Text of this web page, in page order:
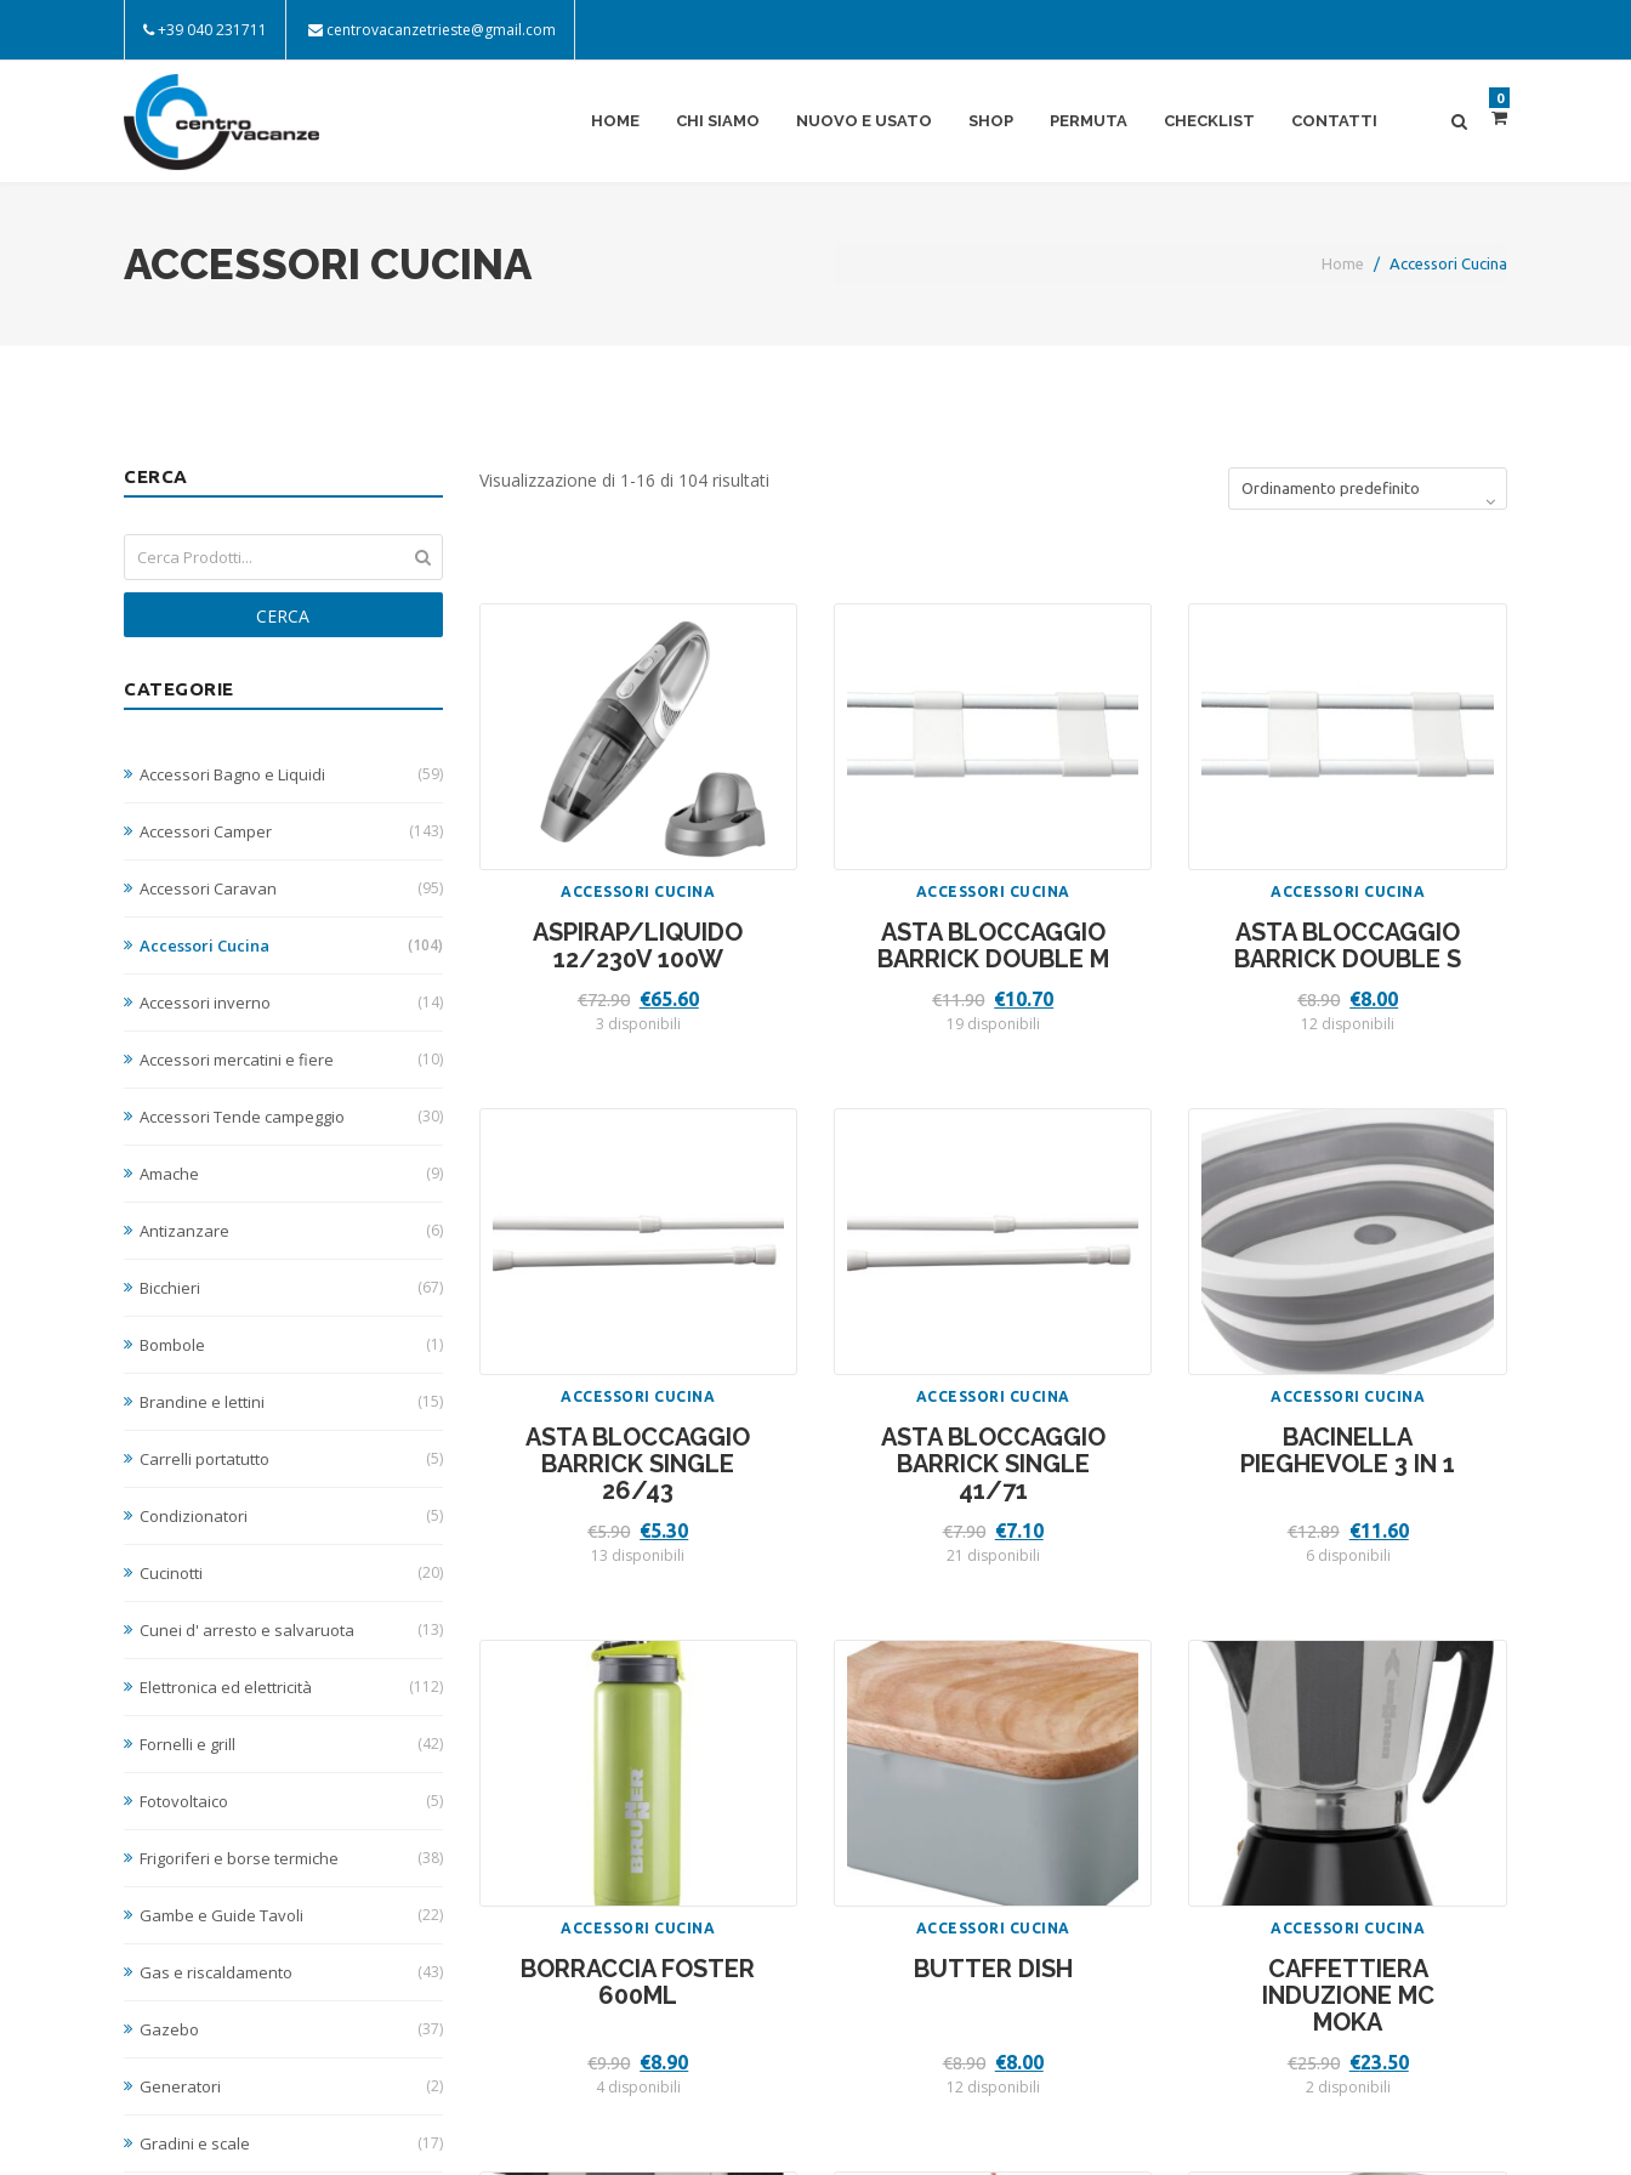
+39 040 231711 centrovacanzetrieste@gmail.com
HOME CHI SIAMO NUOVO E USATO SHOP PERMUTA CHECKLIST CONTATTI
0
ACCESSORI CUCINA Home Accessori Cucina
CERCA
CERCA
CATEGORIE
Accessori Bagno e Liquidi (59)
Accessori Camper (143)
Accessori Caravan (95)
Accessori Cucina (104)
Accessori inverno (14)
Accessori mercatini e fiere (10)
Accessori Tende campeggio (30)
Amache (9)
Antizanzare (6)
Bicchieri (67)
Bombole (1)
Brandine e lettini (15)
Carrelli portatutto (5)
Condizionatori (5)
Cucinotti (20)
Cunei d' arresto e salvaruota (13)
Elettronica ed elettricità (112)
Fornelli e grill (42)
Fotovoltaico (5)
Frigoriferi e borse termiche (38)
Gambe e Guide Tavoli (22)
Gas e riscaldamento (43)
Gazebo (37)
Generatori (2)
Gradini e scale (17)
Visualizzazione di 1-16 di 104 risultati
ACCESSORI CUCINA
ASPIRAP/LIQUIDO
12/230V 100W
€72.90 Il
prezzo
originale
€65.60Il
3 disponibili
ACCESSORI CUCINA
ASTA BLOCCAGGIO
BARRICK DOUBLE M
€11.90 Il
prezzo
originale
€10.70Il
19 disponibili
ACCESSORI CUCINA
ASTA BLOCCAGGIO
BARRICK DOUBLE S
€8.90 Il
prezzo
originale
€8.00Il
12 disponibili
ACCESSORI CUCINA
ASTA BLOCCAGGIO
BARRICK SINGLE
26/43
€5.90 Il
prezzo
originale
€5.30Il
13 disponibili
ACCESSORI CUCINA
ASTA BLOCCAGGIO
BARRICK SINGLE
41/71
€7.90 Il
prezzo
originale
€7.10Il
21 disponibili
ACCESSORI CUCINA
BACINELLA
PIEGHEVOLE 3 IN 1
€12.89 Il
prezzo
originale
€11.60Il
6 disponibili
ACCESSORI CUCINA
BORRACCIA FOSTER
600ML
€9.90 Il
prezzo
originale
€8.90Il
4 disponibili
ACCESSORI CUCINA
BUTTER DISH
€8.90 Il
prezzo
originale
€8.00Il
12 disponibili
ACCESSORI CUCINA
CAFFETTIERA
INDUZIONE MC
MOKA
€25.90 Il
prezzo
originale
€23.50Il
2 disponibili